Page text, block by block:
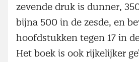
zevende druk is dunner,
bijna 500 in de zesde, en
hoofdstukken tegen 17 in
Het boek is ook rijkelijker